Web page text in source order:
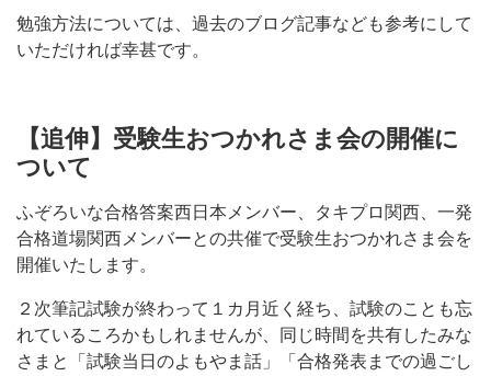
勉強方法については、過去のブログ記事なども参考にして
いただければ幸甚です。
【追伸】受験生おつかれさま会の開催に
ついて
ふぞろいな合格答案西日本メンバー、タキプロ関西、一発
合格道場関西メンバーとの共催で受験生おつかれさま会を
開催いたします。
２次筆記試験が終わって１カ月近く経ち、試験のことも忘
れているころかもしれませんが、同じ時間を共有したみな
さまと「試験当日のよもやま話」「合格発表までの過ごし